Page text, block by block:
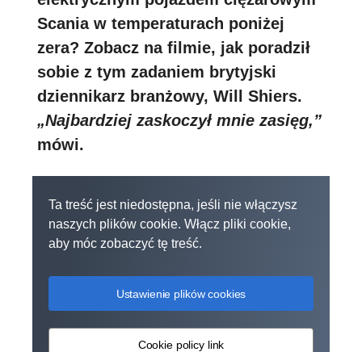
Scania w temperaturach poniżej
zera? Zobacz na filmie, jak poradził
sobie z tym zadaniem brytyjski
dziennikarz branżowy, Will Shiers.
„Najbardziej zaskoczył mnie zasięg,”
mówi.
Ta treść jest niedostępna, jeśli nie włączysz
naszych plików cookie. Włącz pliki cookie,
aby móc zobaczyć tę treść.
Ustawienie plików cookies
Cookie policy link